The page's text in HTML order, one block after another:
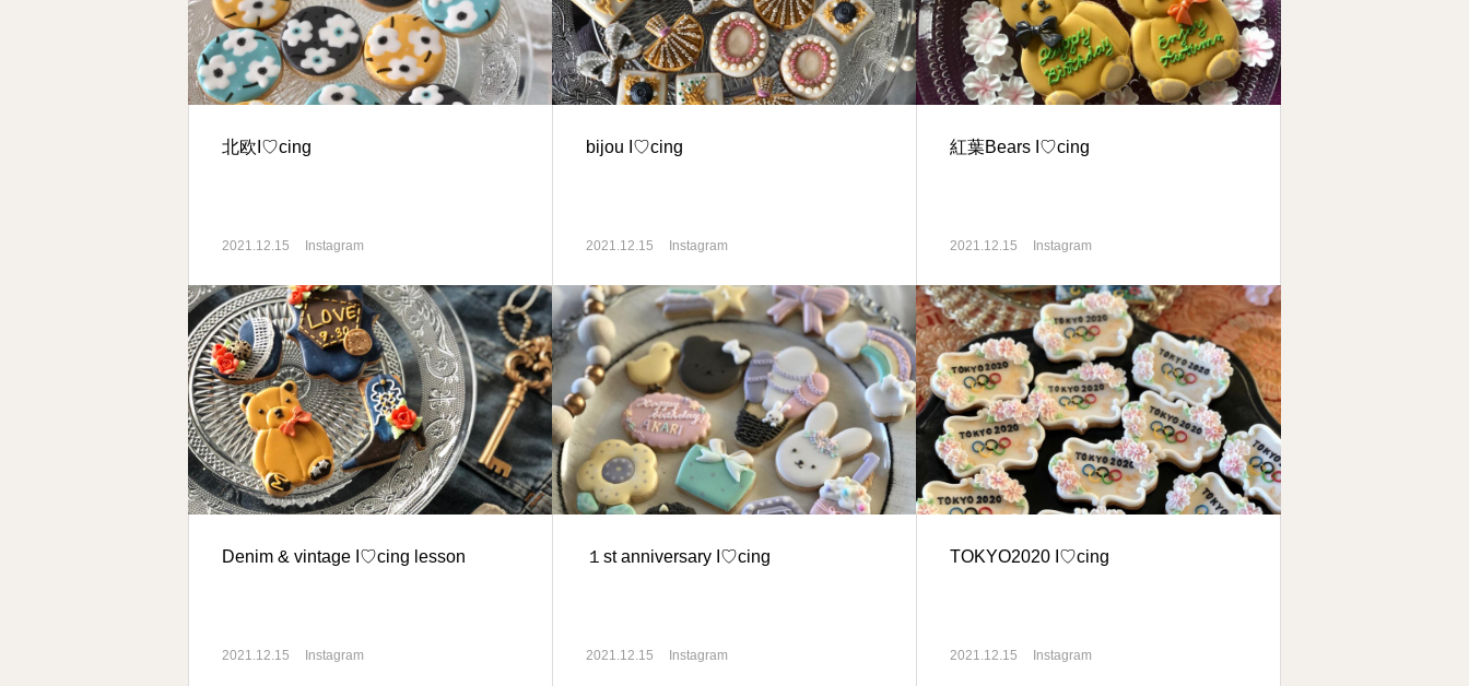
北欧I♡cing
2021.12.15 Instagram
bijou I♡cing
2021.12.15 Instagram
紅葉Bears I♡cing
2021.12.15 Instagram
Denim & vintage I♡cing lesson
2021.12.15 Instagram
１st anniversary I♡cing
2021.12.15 Instagram
TOKYO2020 I♡cing
2021.12.15 Instagram